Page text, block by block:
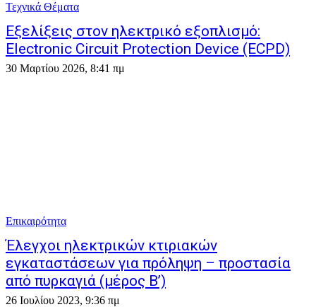
Τεχνικά Θέματα
Εξελίξεις στον ηλεκτρικό εξοπλισμό:
Electronic Circuit Protection Device (ECPD)
30 Μαρτίου 2026, 8:41 πμ
Επικαιρότητα
Έλεγχοι ηλεκτρικών κτιριακών
εγκαταστάσεων για πρόληψη – προστασία
από πυρκαγιά (μέρος Β’)
26 Ιουλίου 2023, 9:36 πμ